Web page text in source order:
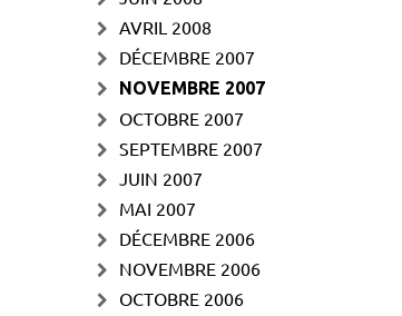
AVRIL 2008
DÉCEMBRE 2007
NOVEMBRE 2007
OCTOBRE 2007
SEPTEMBRE 2007
JUIN 2007
MAI 2007
DÉCEMBRE 2006
NOVEMBRE 2006
OCTOBRE 2006